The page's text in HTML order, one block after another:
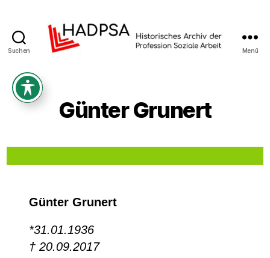
Suchen
Profession
Soziale
Menü
Günter Grunert
Günter Grunert
*31.01.1936
† 20.09.2017